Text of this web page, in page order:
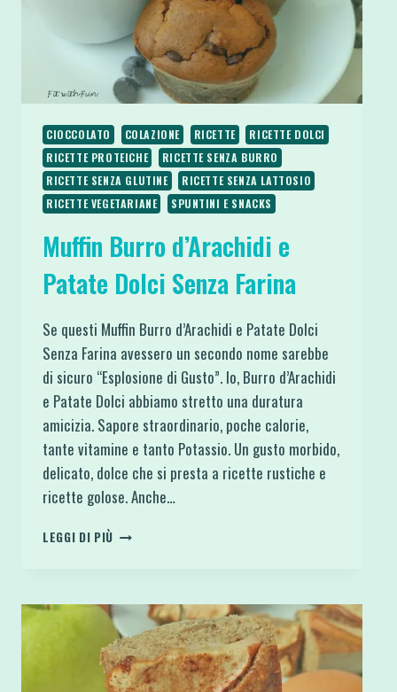
CIOCCOLATO COLAZIONE RICETTE
RICETTE DOLCI
RICETTE PROTEICHE
RICETTE SENZA BURRO
RICETTE SENZA GLUTINE
RICETTE SENZA LATTOSIO
RICETTE VEGETARIANE
SPUNTINI E SNACKS
Muffin Burro d’Arachidi e
Patate Dolci Senza Farina
Se questi Muffin Burro d’Arachidi e Patate Dolci
Senza Farina avessero un secondo nome sarebbe
di sicuro “Esplosione di Gusto”. Io, Burro d’Arachidi
e Patate Dolci abbiamo stretto una duratura
amicizia. Sapore straordinario, poche calorie,
tante vitamine e tanto Potassio. Un gusto morbido,
delicato, dolce che si presta a ricette rustiche e
ricette golose. Anche…
LEGGI DI PIÙ MUFFIN
PATATE
DOLCI
SENZA
FARINA